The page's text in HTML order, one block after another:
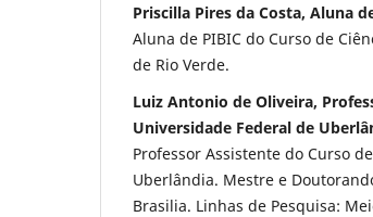
Priscilla Pires da Costa, Aluna
Aluna de PIBIC do Curso de
de Rio Verde.
Luiz Antonio de Oliveira,
Universidade Federal de
Professor Assistente do Curso
Uberlândia. Mestre e
Brasilia. Linhas de Pesquisa: